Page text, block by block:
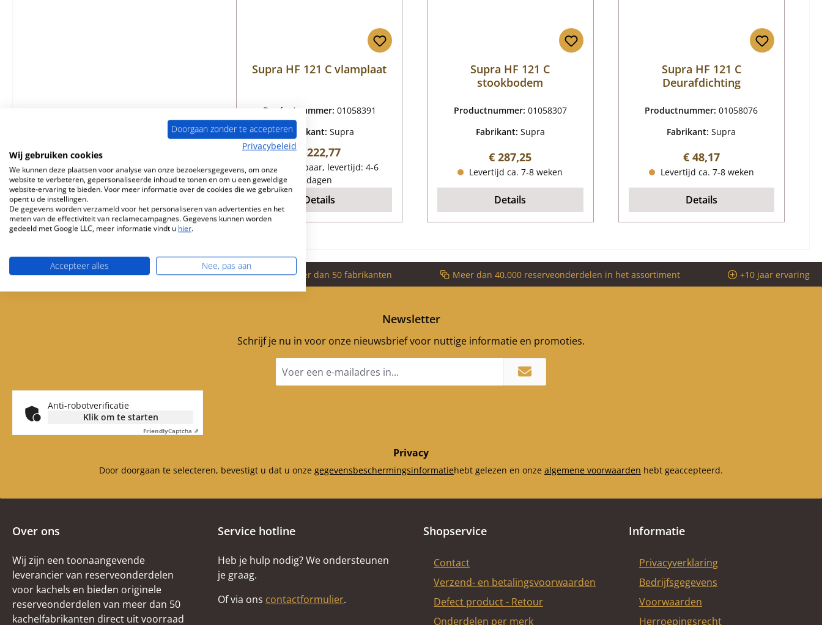
Supra HF 121 C vlamplaat
Productnummer: 01058391
Fabrikant: Supra
Normale prijs:
€ 222,77
Beschikbaar, levertijd: 4-6
dagen
Details
Supra HF 121 C
stookbodem
Productnummer: 01058307
Fabrikant: Supra
Normale prijs:
€ 287,25
Levertijd ca. 7-8 weken
Details
Supra HF 121 C
Deurafdichting
Productnummer:01058076
Fabrikant:Supra
Normale prijs:
€ 48,17
Levertijd ca. 7-8 weken
Details
Gratis verzending vanaf 449 € Servicepartner voor meer dan 50 fabrikanten Meer dan 40.000 reserveonderdelen in het assortiment +10 jaar ervaring
Newsletter
Schrijf je nu in voor onze nieuwsbrief voor nuttige informatie en promoties.
mailadres
Anti-robotverificatie
Klik om te starten
FriendlyCaptcha ⇗
Privacy
Door doorgaan te selecteren, bevestigt u dat u onze gegevensbeschermingsinformatiehebt gelezen en onze algemene voorwaarden hebt geaccepteerd.
Over ons
Wij zijn een toonaangevende
leverancier van reserveonderdelen
voor kachels en bieden originele
reserveonderdelen van meer dan 50
kachelfabrikanten direct uit voorraad
Service hotline
Heb je hulp nodig? We ondersteunen
je graag.
Of via ons contactformulier.
Shopservice
Contact
Verzend- en betalingsvoorwaarden
Defect product - Retour
Onderdelen per merk
Informatie
Privacyverklaring
Bedrijfsgegevens
Voorwaarden
Herroepingsrecht
Doorgaan zonder te accepteren
Privacybeleid
Wij gebruiken cookies
We kunnen deze plaatsen voor analyse van onze bezoekersgegevens, om onze
website te verbeteren, gepersonaliseerde inhoud te tonen en om u een geweldige
website-ervaring te bieden. Voor meer informatie over de cookies die we gebruiken
opent u de instellingen.
De gegevens worden verzameld voor het personaliseren van advertenties en het
meten van de effectiviteit van reclamecampagnes. Gegevens kunnen worden
gedeeld met Google LLC, meer informatie vindt u hier.
Accepteer alles Nee, pas aan